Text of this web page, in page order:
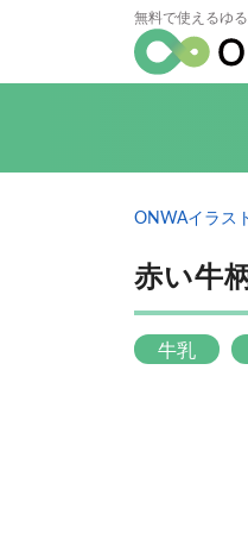
無料で使えるゆ
ONWAイラス
赤い牛
牛乳